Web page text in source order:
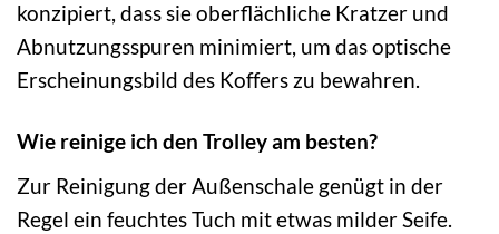
konzipiert, dass sie oberflächliche Kratzer und
Abnutzungsspuren minimiert, um das optische
Erscheinungsbild des Koffers zu bewahren.
Wie reinige ich den Trolley am besten?
Zur Reinigung der Außenschale genügt in der
Regel ein feuchtes Tuch mit etwas milder Seife.